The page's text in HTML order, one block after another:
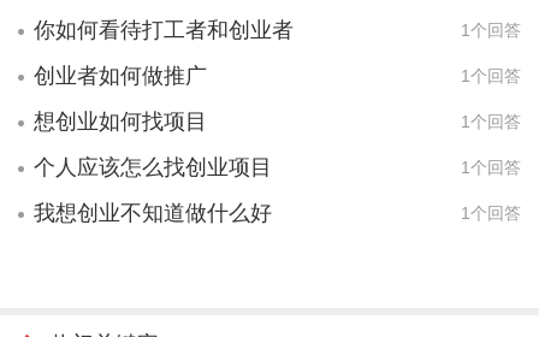
你如何看待打工者和创业者 1个回答
创业者如何做推广 1个回答
想创业如何找项目 1个回答
个人应该怎么找创业项目 1个回答
我想创业不知道做什么好 1个回答